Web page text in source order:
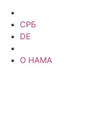
СРБ
DE
О НАМА